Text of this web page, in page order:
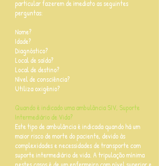
particular fazerem de imediato as seguintes
perguntas:
Nome?
Idade?
Diagnóstico?
Local de saída?
Local de destino?
Nível de consciência?
Utiliza oxigênio?
Quando é indicado uma ambulância SIV, Suporte
Intermediário de Vida?
Este tipo de ambulância é indicada quando há um
maior risco de morte do paciente, devido às
complexidades e necessidades de transporte com
suporte intermediário de vida. A tripulação mínima